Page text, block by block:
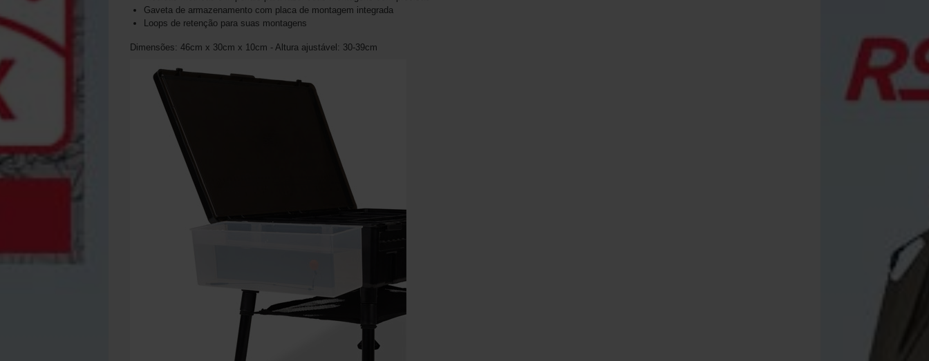
Gaveta de armazenamento com placa de montagem integrada
Loops de retenção para suas montagens
Dimensões: 46cm x 30cm x 10cm - Altura ajustável: 30-39cm